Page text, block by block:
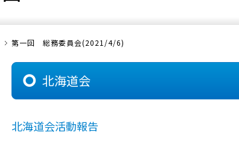
第一回 総務委員会(2021/4/6)
北海道会
北海道会活動報告